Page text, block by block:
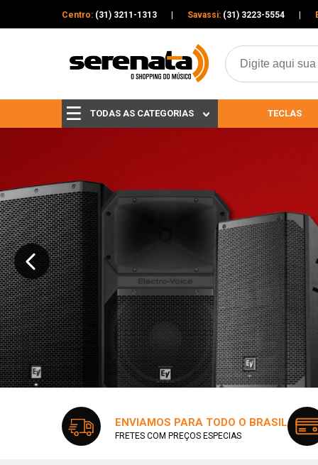
Centro: (31) 3211-1313 Savassi: (31) 3223-5554
TODAS AS CATEGORIAS TECLAS
ENVIAMOS PARA TODO O BRASIL
FRETES COM PREÇOS ESPECIAS